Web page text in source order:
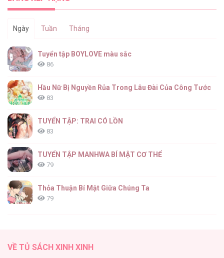
63
62
61
60
Ngày Tuần Tháng
Tuyển tập BOYLOVE màu sắc
86
Hầu Nữ Bị Nguyền Rủa Trong Lâu Đài Của Công Tước
83
TUYỂN TẬP: TRAI CÓ LỒN
83
TUYỂN TẬP MANHWA BÍ MẬT CƠ THỂ
79
Thỏa Thuận Bí Mật Giữa Chúng Ta
79
VỀ TỦ SÁCH XINH XINH